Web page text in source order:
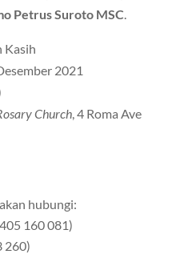
Petrus Suroto MSC
Kasih
2021
Church, 4 Roma Ave
hubungi:
160 081)
260)